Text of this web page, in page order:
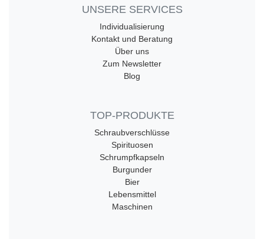
UNSERE SERVICES
Individualisierung
Kontakt und Beratung
Über uns
Zum Newsletter
Blog
TOP-PRODUKTE
Schraubverschlüsse
Spirituosen
Schrumpfkapseln
Burgunder
Bier
Lebensmittel
Maschinen